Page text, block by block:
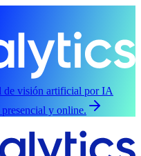
de visión artificial por IA
y online.